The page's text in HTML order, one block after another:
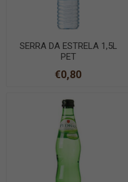
SERRA DA ESTRELA 1,5L
PET
€0,80